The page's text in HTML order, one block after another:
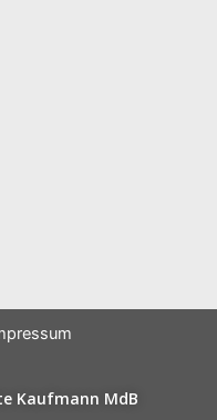
Kaufmann MdB